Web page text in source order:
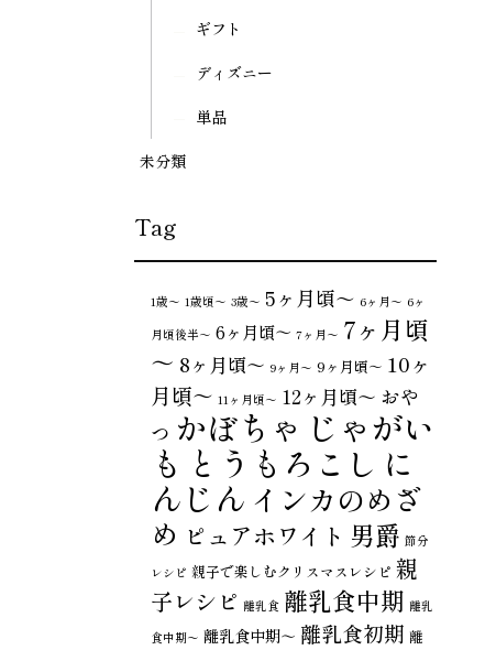
ギフト
ディズニー
単品
未分類
Tag
1歳〜 1歳頃～ 3歳〜 5ヶ月頃～ 6ヶ月〜 6ヶ
月頃後半～ 6ヶ月頃～ 7ヶ月〜 7ヶ月頃
～ 8ヶ月頃～ 9ヶ月〜 9ヶ月頃～ 10ヶ
月頃～ 11ヶ月頃～ 12ヶ月頃～ おや
つ かぼちゃ じゃがい
も とうもろこし に
んじん インカのめざ
め ピュアホワイト 男爵 節分
レシピ 親子で楽しむクリスマスレシピ 親
子レシピ 離乳食 離乳食中期 離乳
食中期〜 離乳食中期～ 離乳食初期 離